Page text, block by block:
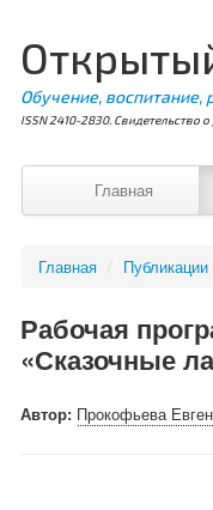
Обучение, воспитание,
ISSN 2410-2830. Свидетельство
Главная
Главная / Публикации
Рабочая
«Сказочные
Автор: Прокофьева